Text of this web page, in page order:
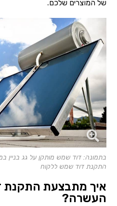
של המוצרים שלכם.
בתמונה: דוד שמש מותקן על גג
התקנת דוד שמש ללקוח
איך מתבצעת התקנת
העשרה?